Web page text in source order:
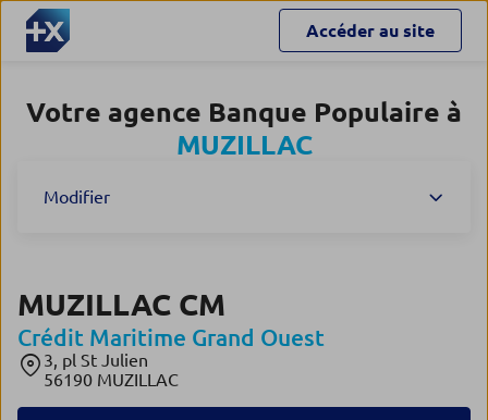
Accéder au site
Votre agence Banque Populaire à
MUZILLAC
Modifier
MUZILLAC CM
Crédit Maritime Grand Ouest
3, pl St Julien
56190 MUZILLAC